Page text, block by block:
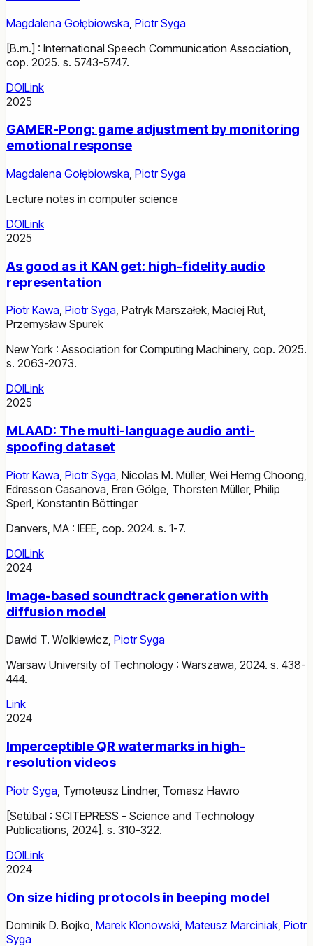
Magdalena Gołębiowska Piotr Syga
[B.m.] : International Speech Communication Association,
cop. 2025. s. 5743-5747.
DOILink
2025
GAMER-Pong: game adjustment by monitoring
emotional response
Magdalena Gołębiowska, Piotr Syga
Lecture notes in computer science
DOILink
2025
As good as it KAN get: high-fidelity audio
representation
Piotr Kawa, Piotr Syga, Patryk Marszałek, Maciej Rut,
Przemysław Spurek
New York : Association for Computing Machinery, cop. 2025.
s. 2063-2073.
DOILink
2025
MLAAD: The multi-language audio anti-
spoofing dataset
Piotr Kawa Piotr Syga Nicolas M. Müller, Wei Herng Choong
Edresson Casanova Eren Gölge Thorsten Müller, Philip
Sperl Konstantin Böttinger
Danvers, MA : IEEE, cop. 2024. s. 1-7.
DOILink
2024
Image-based soundtrack generation with
diffusion model
Dawid T. Wolkiewicz, Piotr Syga
Warsaw University of Technology : Warszawa, 2024. s. 438-
444.
Link
2024
Imperceptible QR watermarks in high-
resolution videos
Piotr Syga Tymoteusz Lindner, Tomasz Hawro
[Setúbal : SCITEPRESS - Science and Technology
Publications, 2024]. s. 310-322.
DOILink
2024
On size hiding protocols in beeping model
Dominik D. Bojko, Marek Klonowski, Mateusz Marciniak, Piotr
Syga